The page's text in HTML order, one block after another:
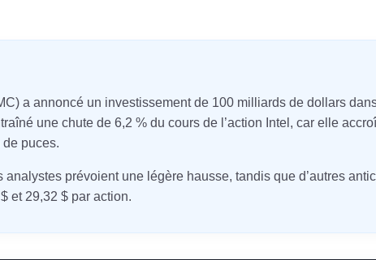
a annoncé un investissement de 100 milliards de dollars
une chute de 6,2 % du cours de l’action Intel, car elle
puces.
prévoient une légère hausse, tandis que d’autres
et 29,32 $ par action.